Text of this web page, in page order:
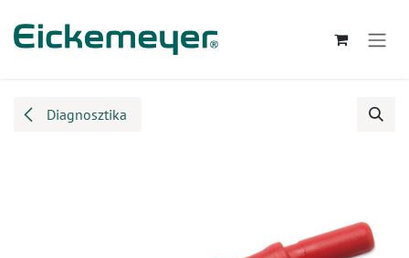
Diagnosztika